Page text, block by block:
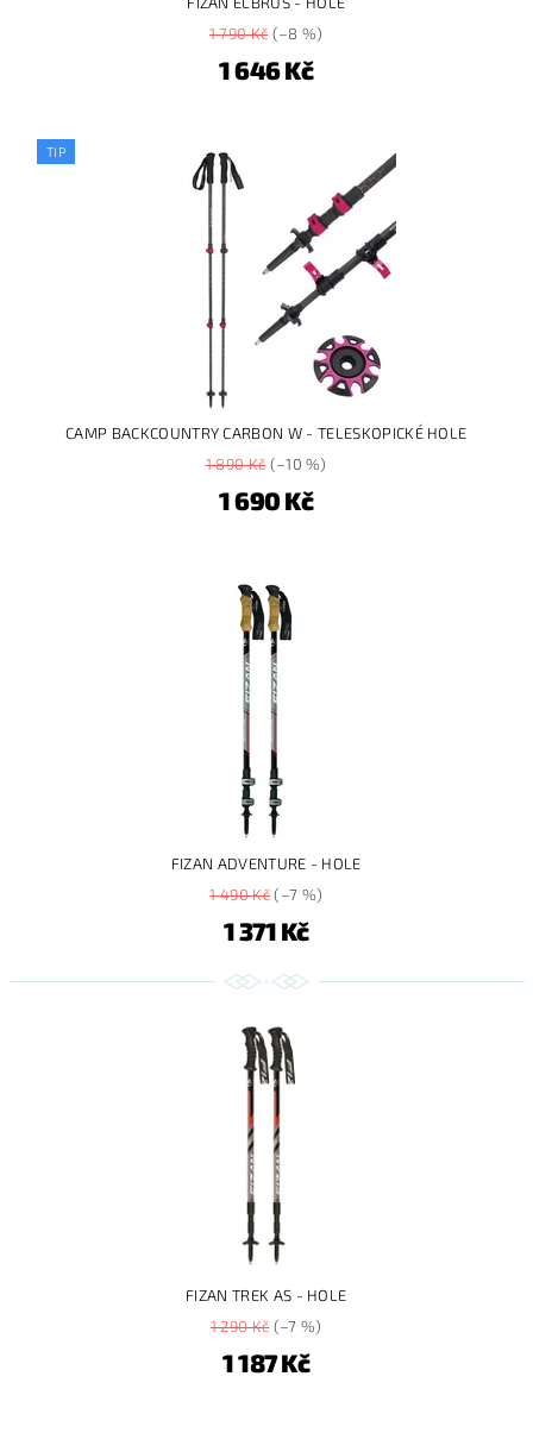
1 790 Kč(–8 %)
1 646 Kč
TIP
CAMP BACKCOUNTRY CARBON W - TELESKOPICKÉ HOLE
1 890 Kč(–10 %)
1 690 Kč
FIZAN ADVENTURE - HOLE
1 490 Kč(–7 %)
1 371 Kč
FIZAN TREK AS - HOLE
1 290 Kč(–7 %)
1 187 Kč